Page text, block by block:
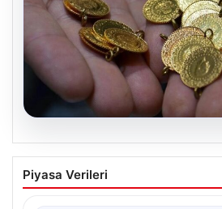
05.08.2026
Altın fiyatları canlı 14
fiyatları ne kadar oldu?
Piyasa Verileri